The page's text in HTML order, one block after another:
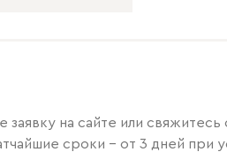
на сайте или свяжитесь
сроки – от 3 дней при